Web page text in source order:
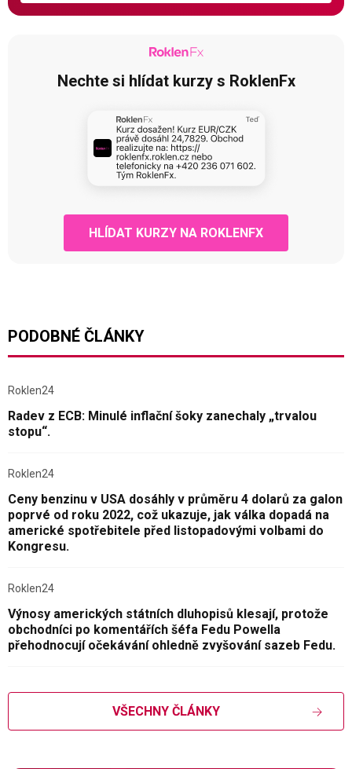
Nechte si hlídat kurzy s RoklenFx
HLÍDAT KURZY NA ROKLENFX
PODOBNÉ ČLÁNKY
Roklen24
Radev z ECB: Minulé inflační šoky zanechaly „trvalou
stopu“.
Roklen24
Ceny benzinu v USA dosáhly v průměru 4 dolarů za galon
poprvé od roku 2022, což ukazuje, jak válka dopadá na
americké spotřebitele před listopadovými volbami do
Kongresu.
Roklen24
Výnosy amerických státních dluhopisů klesají, protože
obchodníci po komentářích šéfa Fedu Powella
přehodnocují očekávání ohledně zvyšování sazeb Fedu.
VŠECHNY ČLÁNKY